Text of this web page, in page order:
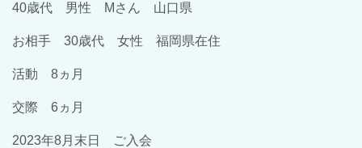
40歳代 男性 Mさん 山口県
お相手 30歳代 女性 福岡県在住
活動 8ヵ月
交際 6ヵ月
2023年8月末日 ご入会